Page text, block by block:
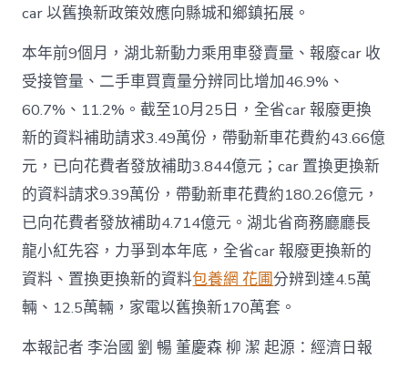
car 以舊換新政策效應向縣城和鄉鎮拓展。
本年前9個月，湖北新動力乘用車發賣量、報廢car 收
受接管量、二手車買賣量分辨同比增加46.9%、
60.7%、11.2%。截至10月25日，全省car 報廢更換
新的資料補助請求3.49萬份，帶動新車花費約43.66億
元，已向花費者發放補助3.844億元；car 置換更換新
的資料請求9.39萬份，帶動新車花費約180.26億元，
已向花費者發放補助4.714億元。湖北省商務廳廳長
龍小紅先容，力爭到本年底，全省car 報廢更換新的
資料、置換更換新的資料包養網 花圃分辨到達4.5萬
輛、12.5萬輛，家電以舊換新170萬套。
本報記者 李治國 劉 暢 董慶森 柳 潔 起源：經濟日報